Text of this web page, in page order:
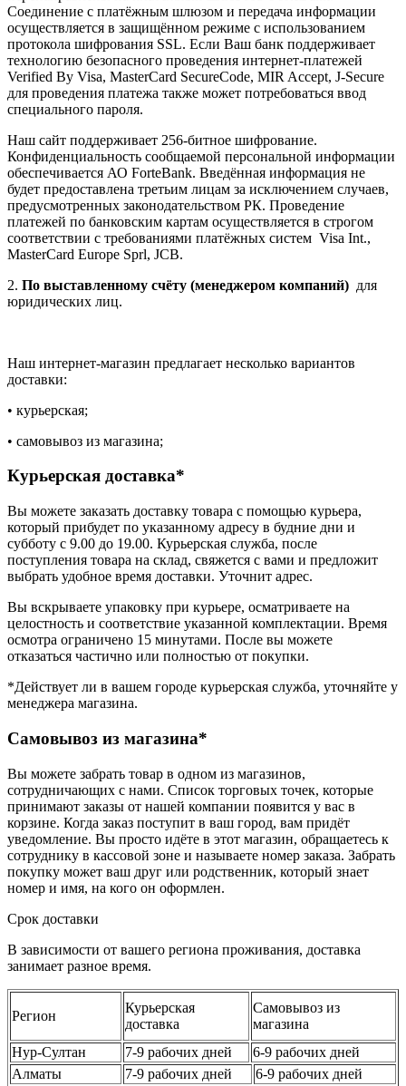
Соединение с платёжным шлюзом и передача информации
осуществляется в защищённом режиме с использованием
протокола шифрования SSL. Если Ваш банк поддерживает
технологию безопасного проведения интернет-платежей
Verified By Visa, MasterCard SecureCode, MIR Accept, J-Secure
для проведения платежа также может потребоваться ввод
специального пароля.
Наш сайт поддерживает 256-битное шифрование.
Конфиденциальность сообщаемой персональной информации
обеспечивается АО ForteBank. Введённая информация не
будет предоставлена третьим лицам за исключением случаев,
предусмотренных законодательством РК. Проведение
платежей по банковским картам осуществляется в строгом
соответствии с требованиями платёжных систем Visa Int.,
MasterCard Europe Sprl, JCB.
2. По выставленному счёту (менеджером компаний) для
юридических лиц.
Наш интернет-магазин предлагает несколько вариантов
доставки:
• курьерская;
• самовывоз из магазина;
Курьерская доставка*
Вы можете заказать доставку товара с помощью курьера,
который прибудет по указанному адресу в будние дни и
субботу с 9.00 до 19.00. Курьерская служба, после
поступления товара на склад, свяжется с вами и предложит
выбрать удобное время доставки. Уточнит адрес.
Вы вскрываете упаковку при курьере, осматриваете на
целостность и соответствие указанной комплектации. Время
осмотра ограничено 15 минутами. После вы можете
отказаться частично или полностью от покупки.
*Действует ли в вашем городе курьерская служба, уточняйте у
менеджера магазина.
Самовывоз из магазина*
Вы можете забрать товар в одном из магазинов,
сотрудничающих с нами. Список торговых точек, которые
принимают заказы от нашей компании появится у вас в
корзине. Когда заказ поступит в ваш город, вам придёт
уведомление. Вы просто идёте в этот магазин, обращаетесь к
сотруднику в кассовой зоне и называете номер заказа. Забрать
покупку может ваш друг или родственник, который знает
номер и имя, на кого он оформлен.
Срок доставки
В зависимости от вашего региона проживания, доставка
занимает разное время.
Регион
Курьерская
доставка
Самовывоз из
магазина
Нур-Султан
7-9 рабочих дней
6-9 рабочих дней
Алматы
7-9 рабочих дней
6-9 рабочих дней